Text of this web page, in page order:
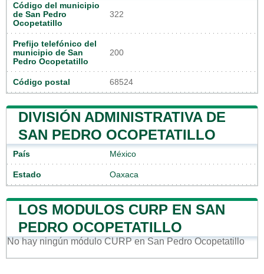
Código del municipio
de San Pedro
Ocopetatillo
322
Prefijo telefónico del
municipio de San
Pedro Ocopetatillo
200
Código postal 68524
DIVISIÓN ADMINISTRATIVA DE
SAN PEDRO OCOPETATILLO
País México
Estado Oaxaca
LOS MODULOS CURP EN SAN
PEDRO OCOPETATILLO
No hay ningún módulo CURP en San Pedro Ocopetatillo